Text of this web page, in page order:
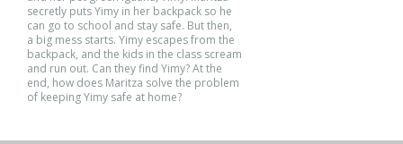
secretly puts Yimy in her backpack so he
can go to school and stay safe. But then,
a big mess starts. Yimy escapes from the
backpack, and the kids in the class scream
and run out. Can they find Yimy? At the
end, how does Maritza solve the problem
of keeping Yimy safe at home?